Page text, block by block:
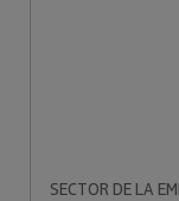
SECTOR DE LA